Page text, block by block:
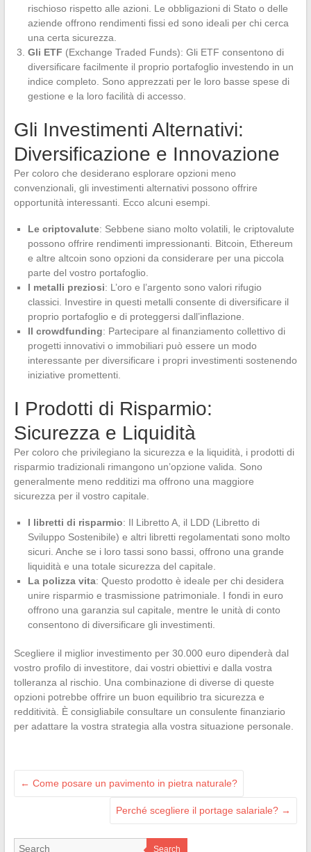
rischioso rispetto alle azioni. Le obbligazioni di Stato o delle
aziende offrono rendimenti fissi ed sono ideali per chi cerca
una certa sicurezza.
Gli ETF (Exchange Traded Funds): Gli ETF consentono di
diversificare facilmente il proprio portafoglio investendo in un
indice completo. Sono apprezzati per le loro basse spese di
gestione e la loro facilità di accesso.
Gli Investimenti Alternativi:
Diversificazione e Innovazione
Per coloro che desiderano esplorare opzioni meno
convenzionali, gli investimenti alternativi possono offrire
opportunità interessanti. Ecco alcuni esempi.
Le criptovalute: Sebbene siano molto volatili, le criptovalute
possono offrire rendimenti impressionanti. Bitcoin, Ethereum
e altre altcoin sono opzioni da considerare per una piccola
parte del vostro portafoglio.
I metalli preziosi: L’oro e l’argento sono valori rifugio
classici. Investire in questi metalli consente di diversificare il
proprio portafoglio e di proteggersi dall’inflazione.
Il crowdfunding: Partecipare al finanziamento collettivo di
progetti innovativi o immobiliari può essere un modo
interessante per diversificare i propri investimenti sostenendo
iniziative promettenti.
I Prodotti di Risparmio:
Sicurezza e Liquidità
Per coloro che privilegiano la sicurezza e la liquidità, i prodotti di
risparmio tradizionali rimangono un’opzione valida. Sono
generalmente meno redditizi ma offrono una maggiore
sicurezza per il vostro capitale.
I libretti di risparmio: Il Libretto A, il LDD (Libretto di
Sviluppo Sostenibile) e altri libretti regolamentati sono molto
sicuri. Anche se i loro tassi sono bassi, offrono una grande
liquidità e una totale sicurezza del capitale.
La polizza vita: Questo prodotto è ideale per chi desidera
unire risparmio e trasmissione patrimoniale. I fondi in euro
offrono una garanzia sul capitale, mentre le unità di conto
consentono di diversificare gli investimenti.
Scegliere il miglior investimento per 30.000 euro dipenderà dal
vostro profilo di investitore, dai vostri obiettivi e dalla vostra
tolleranza al rischio. Una combinazione di diverse di queste
opzioni potrebbe offrire un buon equilibrio tra sicurezza e
redditività. È consigliabile consultare un consulente finanziario
per adattare la vostra strategia alla vostra situazione personale.
← Come posare un pavimento in pietra naturale?
Perché scegliere il portage salariale? →
Search